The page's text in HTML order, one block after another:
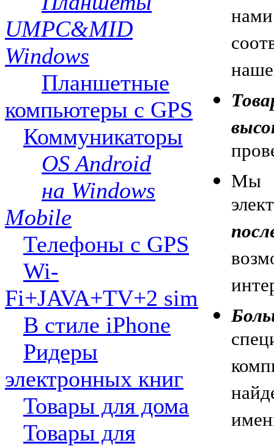
UMPC&MID
Windows
Планшетные
компьютеры с GPS
Коммуникаторы
OS Android
на Windows
Mobile
Телефоны с GPS
Wi-
Fi+JAVA+TV+2 sim
В стиле iPhone
Ридеры
электронных книг
Товары для дома
Товары для
Мы